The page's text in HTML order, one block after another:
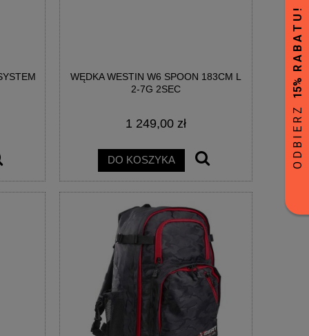
WĘDKA WESTIN W6 SPOON 183CM L
2-7G 2SEC
1 249,00 zł
DO KOSZYKA